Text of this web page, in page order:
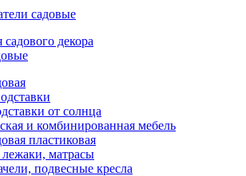
садовые
декора
от солнца
и комбинированная мебель
пластиковая
матрасы
подвесные кресла